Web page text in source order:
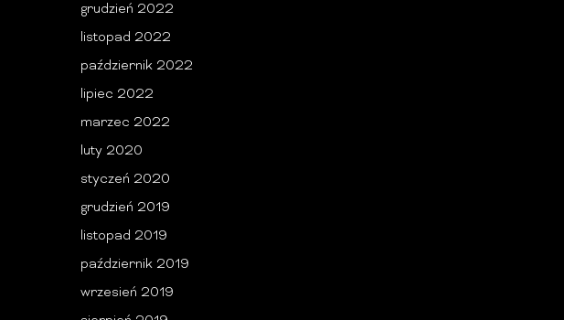
grudzień 2022
listopad 2022
październik 2022
lipiec 2022
marzec 2022
luty 2020
styczeń 2020
grudzień 2019
listopad 2019
październik 2019
wrzesień 2019